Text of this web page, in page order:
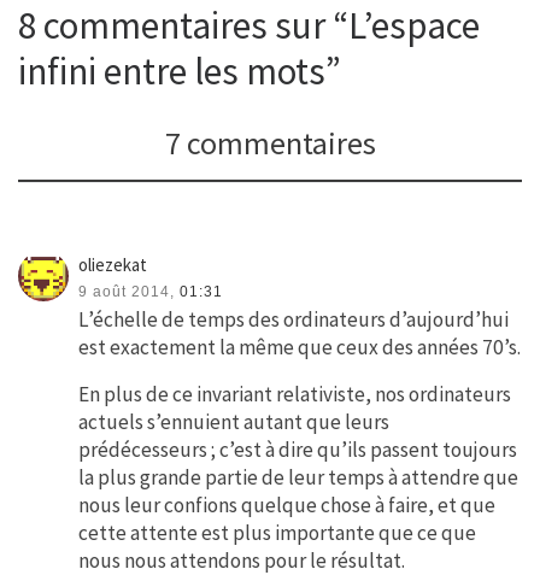
8 commentaires sur “L’espace
infini entre les mots”
7 commentaires
oliezekat
9 août 2014, 01:31
L’échelle de temps des ordinateurs d’aujourd’hui
est exactement la même que ceux des années 70’s.
En plus de ce invariant relativiste, nos ordinateurs
actuels s’ennuient autant que leurs
prédécesseurs ; c’est à dire qu’ils passent toujours
la plus grande partie de leur temps à attendre que
nous leur confions quelque chose à faire, et que
cette attente est plus importante que ce que
nous nous attendons pour le résultat.